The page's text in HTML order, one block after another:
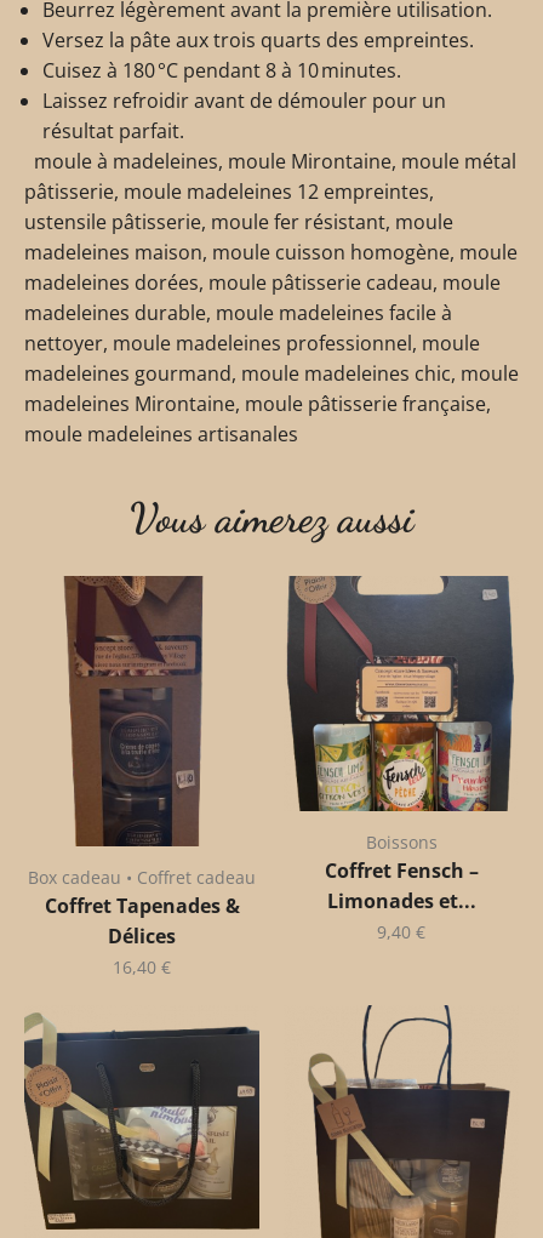
Beurrez légèrement avant la première utilisation.
Versez la pâte aux trois quarts des empreintes.
Cuisez à 180 °C pendant 8 à 10 minutes.
Laissez refroidir avant de démouler pour un
résultat parfait.
moule à madeleines, moule Mirontaine, moule métal
pâtisserie, moule madeleines 12 empreintes,
ustensile pâtisserie, moule fer résistant, moule
madeleines maison, moule cuisson homogène, moule
madeleines dorées, moule pâtisserie cadeau, moule
madeleines durable, moule madeleines facile à
nettoyer, moule madeleines professionnel, moule
madeleines gourmand, moule madeleines chic, moule
madeleines Mirontaine, moule pâtisserie française,
moule madeleines artisanales
Vous aimerez aussi
Box cadeau • Coffret cadeau
Coffret Tapenades &
Délices
16,40 €
Boissons
Coffret Fensch –
Limonades et...
9,40 €